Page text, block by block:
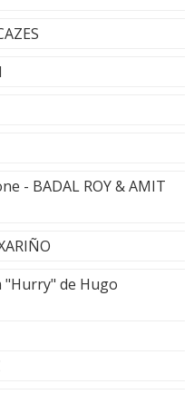
- BADAL ROY & AMIT
"Hurry" de Hugo